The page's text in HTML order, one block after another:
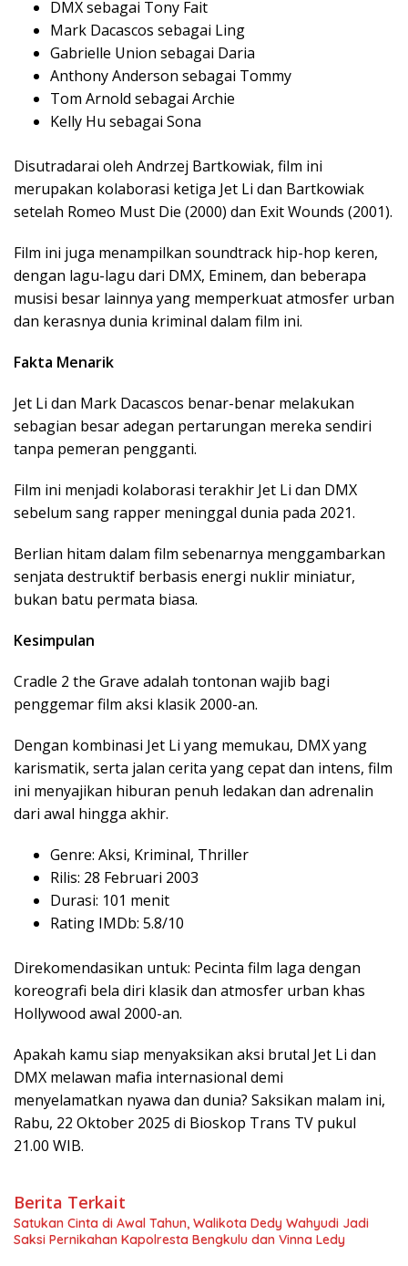
DMX sebagai Tony Fait
Mark Dacascos sebagai Ling
Gabrielle Union sebagai Daria
Anthony Anderson sebagai Tommy
Tom Arnold sebagai Archie
Kelly Hu sebagai Sona
Disutradarai oleh Andrzej Bartkowiak, film ini
merupakan kolaborasi ketiga Jet Li dan Bartkowiak
setelah Romeo Must Die (2000) dan Exit Wounds (2001).
Film ini juga menampilkan soundtrack hip-hop keren,
dengan lagu-lagu dari DMX, Eminem, dan beberapa
musisi besar lainnya yang memperkuatatmosfer urban
dan kerasnya dunia kriminal dalam film ini.
Fakta Menarik
Jet Li dan Mark Dacascos benar-benar melakukan
sebagian besaradegan pertarungan mereka sendiri
tanpa pemeran pengganti.
Film ini menjadi kolaborasi terakhir Jet Li dan DMX
sebelum sang rapper meninggal dunia pada 2021.
Berlian hitam dalam film sebenarnya menggambarkan
senjata destruktif berbasis energi nuklir miniatur,
bukan batu permata biasa.
Kesimpulan
Cradle 2 the Grave adalah tontonan wajib bagi
penggemarfilm aksi klasik 2000-an.
Dengan kombinasi Jet Li yang memukau, DMX yang
karismatik, serta jalan cerita yangcepatdan intens, film
ini menyajikan hiburan penuh ledakan dan adrenalin
dari awal hingga akhir.
Genre: Aksi, Kriminal, Thriller
Rilis: 28 Februari 2003
Durasi: 101 menit
Rating IMDb: 5.8/10
Direkomendasikan untuk: Pecinta film laga dengan
koreografi bela diri klasikdan atmosfer urban khas
Hollywood awal 2000-an.
Apakah kamu siap menyaksikan aksi brutal Jet Li dan
DMX melawan mafia internasional demi
menyelamatkan nyawa dan dunia? Saksikan malam ini,
Rabu, 22 Oktober 2025 di Bioskop Trans TV pukul
21.00 WIB.
Berita Terkait
Satukan Cinta di Awal Tahun, Walikota Dedy Wahyudi Jadi
Saksi Pernikahan Kapolresta Bengkulu dan Vinna Ledy